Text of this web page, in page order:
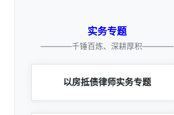
实务专题
————千锤百炼、深耕厚积————
以房抵债律师实务专题